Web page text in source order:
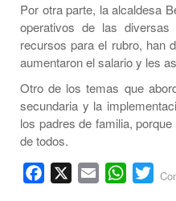
Por otra parte, la alcaldesa
operativos de las
recursos para el rubro, han
aumentaron el salario y les
Otro de los temas que
secundaria y la
los padres de familia,
de todos.
Facebook Email WhatsApp